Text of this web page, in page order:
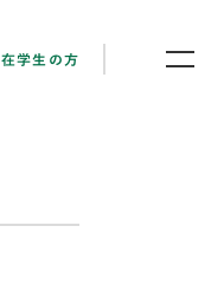
在学生の方